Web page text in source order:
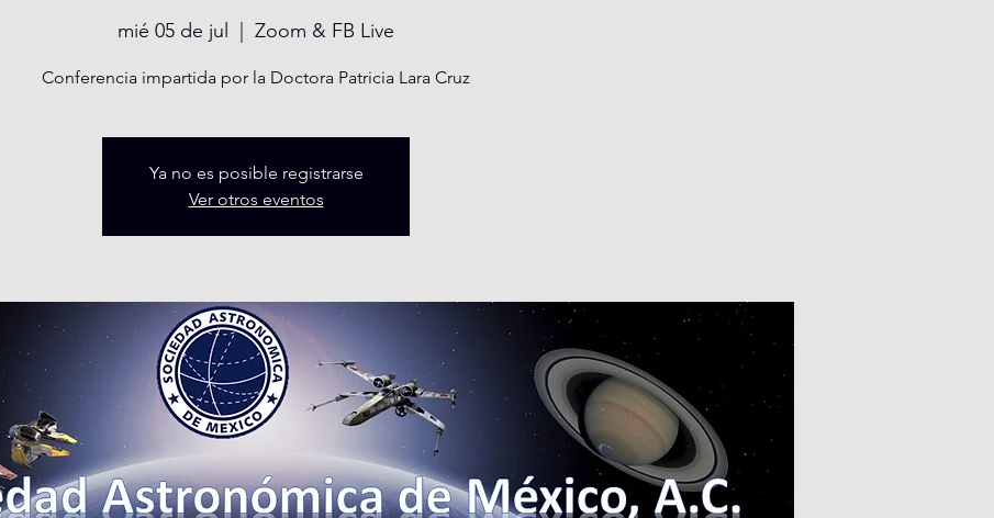
mié 05 de jul Zoom & FB Live
Conferencia impartida por la Doctora Patricia Lara Cruz
Ya no es posible registrarse
Ver otros eventos